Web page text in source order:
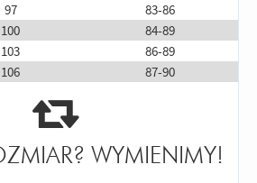
97
83-86
100
84-89
103
86-89
106 87-90
WYMIENIMY!